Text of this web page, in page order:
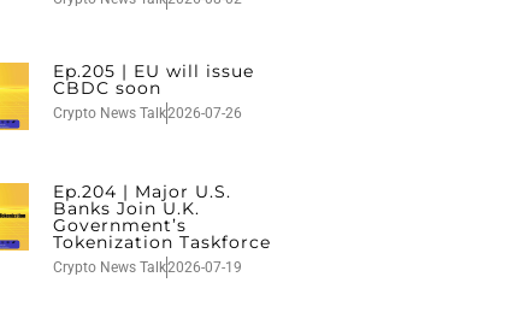
Ep.205 | EU will issue
CBDC soon
Crypto News Talk2026-07-26
Ep.204 | Major U.S.
Banks Join U.K.
Government’s
Tokenization Taskforce
Crypto News Talk2026-07-19